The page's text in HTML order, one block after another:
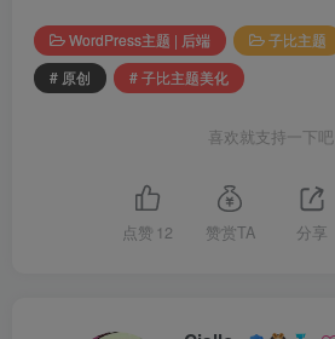
WordPress主题 | 后端 子比主题
# 原创
# 子比主题美化
喜欢就支持一下吧
点赞 12 赞赏TA 分享